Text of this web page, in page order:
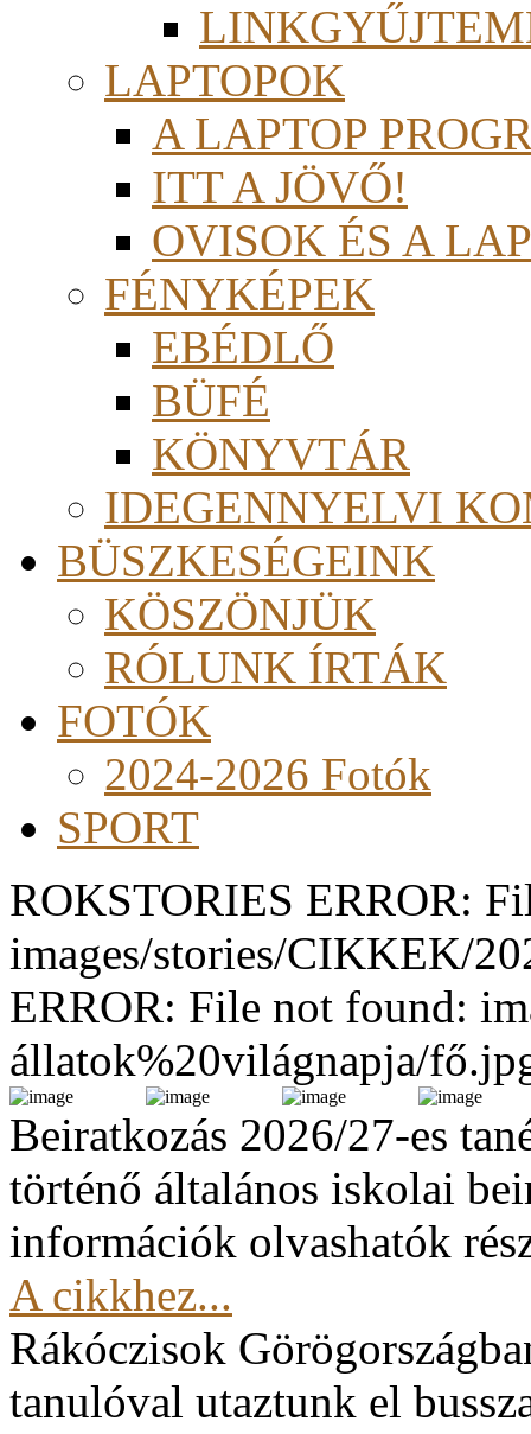
LAPTOPOK
A LAPTOP
ITT A JÖVŐ!
OVISOK ÉS A
FÉNYKÉPEK
EBÉDLŐ
BÜFÉ
KÖNYVTÁR
IDEGENNYELVI
BÜSZKESÉGEINK
KÖSZÖNJÜK
RÓLUNK ÍRTÁK
FOTÓK
2024-2026 Fotók
SPORT
ROKSTORIES ERROR:
images/stories/CIKKEK/
ERROR: File not found:
állatok%20világnapja/
Beiratkozás 2026/27-es
történő általános iskolai
információk olvashatók
A cikkhez...
Rákóczisok
tanulóval utaztunk el